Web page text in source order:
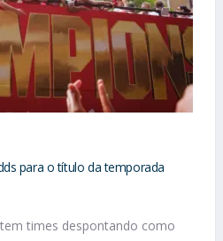
para o título da temporada
times despontando como